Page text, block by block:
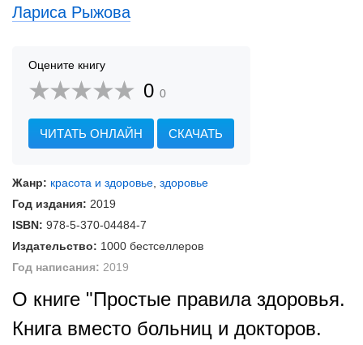
Лариса Рыжова
Оцените книгу
0 0
ЧИТАТЬ ОНЛАЙН СКАЧАТЬ
Жанр: красота и здоровье здоровье
Год издания: 2019
ISBN: 978-5-370-04484-7
Издательство: 1000 бестселлеров
Год написания: 2019
О книге "Простые правила здоровья.
Книга вместо больниц и докторов.